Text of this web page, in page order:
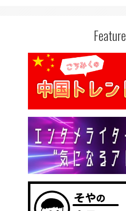
Feature